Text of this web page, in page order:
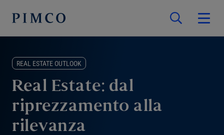
REAL ESTATE OUTLOOK
Real Estate: dal
riprezzamento alla
rilevanza